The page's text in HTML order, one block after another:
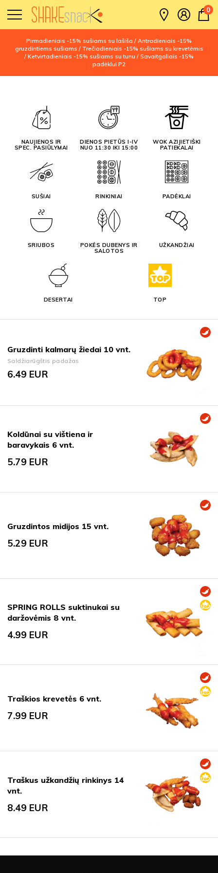
0
Pirmadieniais -15% sušiams su lašiša / Antradieniais -15%
gruzdintiems sušiams / Trečiadieniais -15% sušiams su krevetėmis
/ Ketvirtadieniais -15% sušiams su tunu / Savaitgaliais -15%
padėklui P2
NAUJIENOS IR
SPEC. PASIŪLYMAI
DIENOS PIETŪS I-IV
NUO 11:30 IKI 15:00
WOK AZIJIETIŠKI
PATIEKALAI
SUŠIAI RINKINIAI PADĖKLAI
SRIUBOS
POKĖS DUBENYS IR
SALOTOS
UŽKANDŽIAI
DESERTAI TOP
Gruzdinti kalmarų žiedai 10 vnt.
Saldžiarūgštis padažas
6.49 EUR
Koldūnai su vištiena ir
baravykais 6 vnt.
5.79 EUR
Gruzdintos midijos 15 vnt.
5.29 EUR
SPRING ROLLS suktinukai su
daržovėmis 8 vnt.
4.99 EUR
Traškios krevetės 6 vnt.
7.99 EUR
Traškus užkandžių rinkinys 14
vnt.
8.49 EUR